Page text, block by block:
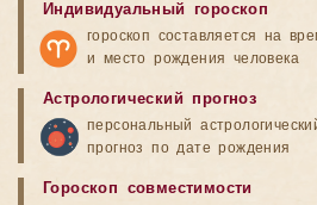
Индивидуальный гороскоп
гороскоп составляется на
и место рождения человека
Астрологический прогноз
персональный
прогноз по дате рождения
Гороскоп совместимости